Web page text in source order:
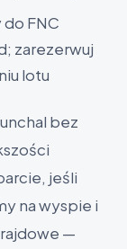
FNC
zarezerwuj
lotu
bez
jeśli
na wyspie i
—